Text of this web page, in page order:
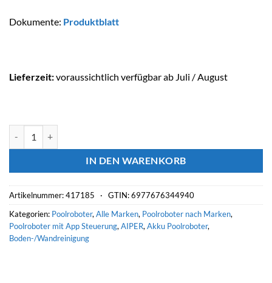
Dokumente: Produktblatt
Lieferzeit:voraussichtlich verfügbar ab Juli / August
IN DEN WARENKORB
Artikelnummer:417185 · GTIN: 6977676344940
Kategorien: Poolroboter, Alle Marken, Poolroboter nach Marken,
Poolroboter mit App Steuerung, AIPER, Akku Poolroboter,
Boden-/Wandreinigung